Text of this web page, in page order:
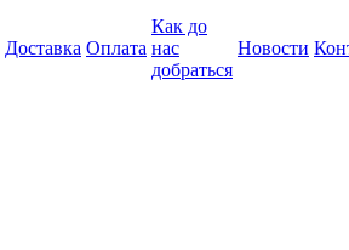
Доставка Оплата
Как до
нас
добраться
Новости